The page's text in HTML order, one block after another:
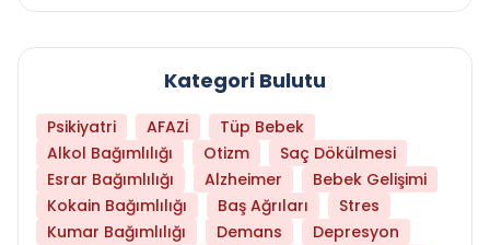
Kategori Bulutu
Psikiyatri AFAZİ
Tüp Bebek
Alkol Bağımlılığı
Otizm
Saç Dökülmesi
Esrar Bağımlılığı
Alzheimer
Bebek Gelişimi
Kokain Bağımlılığı
Baş Ağrıları
Stres
Kumar Bağımlılığı
Demans
Depresyon